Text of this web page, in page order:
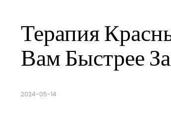
Терапия
Вам Быстрее
2024-05-14